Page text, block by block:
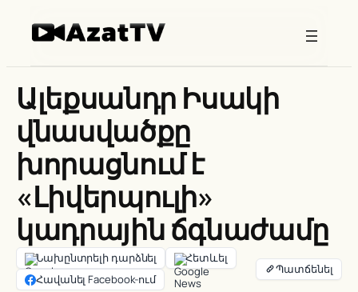
Ալեքսանդր Իսակի
վնասվածքը
խորացնում է
«Լիվերպուլի»
կադրային ճգնաժամը
Նախընտրելի դարձնել
Հետևել
Հավանել Facebook-ում